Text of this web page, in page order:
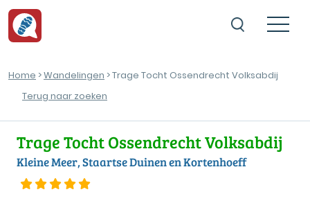
Home >Wandelingen > Trage Tocht Ossendrecht Volksabdij
Terug naar zoeken
Trage Tocht Ossendrecht Volksabdij
Kleine Meer, Staartse Duinen en Kortenhoeff